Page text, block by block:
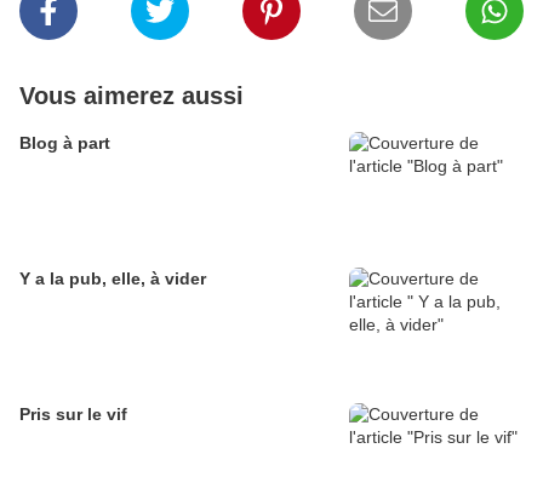
Vous aimerez aussi
Blog à part
Y a la pub, elle, à vider
Pris sur le vif